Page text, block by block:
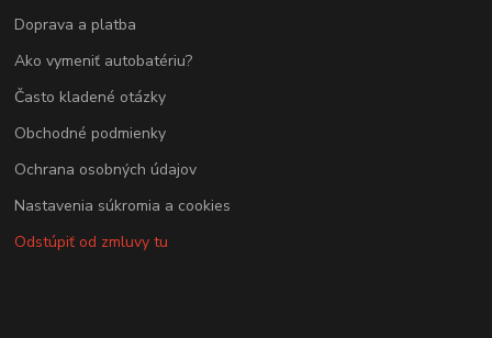
Doprava a platba
Ako vymeniť autobatériu?
Často kladené otázky
Obchodné podmienky
Ochrana osobných údajov
Nastavenia súkromia a cookies
Odstúpiť od zmluvy tu